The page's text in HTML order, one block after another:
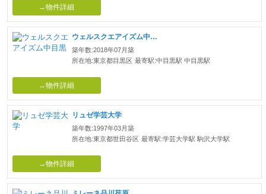
→物件詳細
ウェルスクエアイズム中目黒
築年数:2018年07月築
所在地:東京都目黒区 最寄駅:中目黒駅 中目黒駅
→物件詳細
リュゼ学芸大学
築年数:1997年03月築
所在地:東京都世田谷区 最寄駅:学芸大学駅 駒沢大学駅
→物件詳細